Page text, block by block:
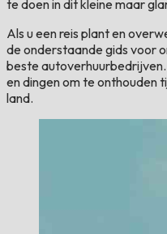
te doen in dit kleine maar
Als u een reis plant en
de onderstaande gids voor
beste
en dingen om te onthouden
land.